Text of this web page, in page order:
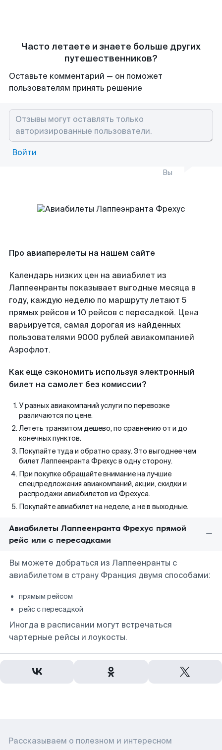
Часто летаете и знаете больше других
путешественников?
Оставьте комментарий — он поможет
пользователям принять решение
Войти
Вы
Про авиаперелеты на нашем сайте
Календарь низких цен на авиабилет из
Лаппеенранты показывает выгодные месяца в
году, каждую неделю по маршруту летают 5
прямых рейсов и 10 рейсов с пересадкой. Цена
варьируется, самая дорогая из найденных
пользователями 9000 рублей авиакомпанией
Аэрофлот.
Как еще сэкономить используя электронный
билет на самолет без комиссии?
У разных авиакомпаний услуги по перевозке
различаются по цене.
Лететь транзитом дешево, по сравнению от и до
конечных пунктов.
Покупайте туда и обратно сразу. Это выгоднее чем
билет Лаппеенранта Фрехус в одну сторону.
При покупке обращайте внимание на лучшие
спецпредложения авиакомпаний, акции, скидки и
распродажи авиабилетов из Фрехуса.
Покупайте авиабилет на неделе, а не в выходные.
Авиабилеты Лаппеенранта Фрехус прямой
рейс или с пересадками
Вы можете добраться из Лаппеенранты с
авиабилетом в страну Франция двумя способами:
прямым рейсом
рейс с пересадкой
Иногда в расписании могут встречаться
чартерные рейсы и лоукосты.
Рассказываем о полезном и интересном